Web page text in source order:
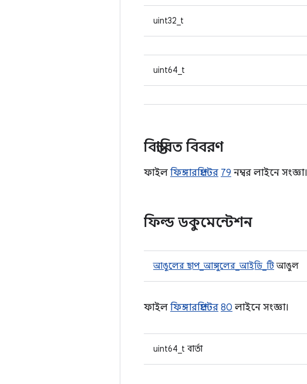
uint32_t
uint64_t
বিস্তারিত বিবরণ
ফাইল ফিঙ্গারপ্রিন্টের 79 নম্বর লাইনে সংজ্ঞা।
ফিল্ড ডকুমেন্টেশন
আঙুলের ছাপ_আঙ্গুলের_আইডি_টিআঙুল
ফাইল ফিঙ্গারপ্রিন্টের 80 লাইনে সংজ্ঞা।
uint64_t বার্তা